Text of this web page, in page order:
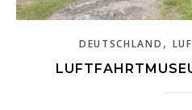
DEUTSCHLAND ,